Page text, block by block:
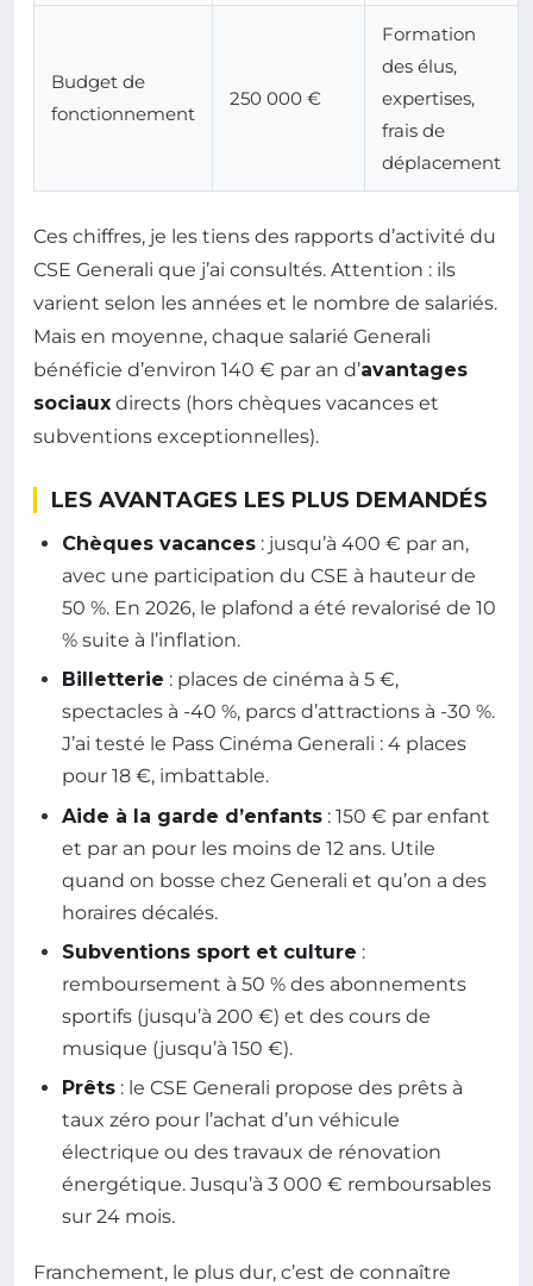
Budget de
fonctionnement
250 000 €
Formation
des élus,
expertises,
frais de
déplacement
Ces chiffres, je les tiens des rapports d’activité du
CSE Generali que j’ai consultés. Attention : ils
varient selon les années et le nombre de salariés.
Mais en moyenne, chaque salarié Generali
bénéficie d’environ 140 € par an d’avantages
sociaux directs (hors chèques vacances et
subventions exceptionnelles).
LES AVANTAGES LES PLUS DEMANDÉS
Chèques vacances : jusqu’à 400 € par an,
avec une participation du CSE à hauteur de
50 %. En 2026, le plafond a été revalorisé de 10
% suite à l’inflation.
Billetterie : places de cinéma à 5 €,
spectacles à -40 %, parcs d’attractions à -30 %.
J’ai testé le Pass Cinéma Generali : 4 places
pour 18 €, imbattable.
Aide à la garde d’enfants : 150 € par enfant
et par an pour les moins de 12 ans. Utile
quand on bosse chez Generali et qu’on a des
horaires décalés.
Subventions sport et culture :
remboursement à 50 % des abonnements
sportifs (jusqu’à 200 €) et des cours de
musique (jusqu’à 150 €).
Prêts : le CSE Generali propose des prêts à
taux zéro pour l’achat d’un véhicule
électrique ou des travaux de rénovation
énergétique. Jusqu’à 3 000 € remboursables
sur 24 mois.
Franchement, le plus dur, c’est de connaître